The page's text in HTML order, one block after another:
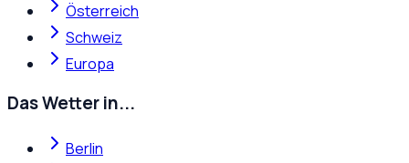
Österreich
Schweiz
Europa
Das Wetter in...
Berlin